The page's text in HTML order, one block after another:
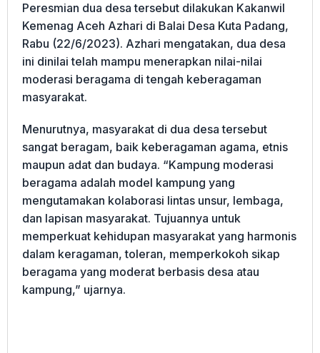
Peresmian dua desa tersebut dilakukan Kakanwil
Kemenag Aceh Azhari di Balai Desa Kuta Padang,
Rabu (22/6/2023). Azhari mengatakan, dua desa
ini dinilai telah mampu menerapkan nilai-nilai
moderasi beragama di tengah keberagaman
masyarakat.
Menurutnya, masyarakat di dua desa tersebut
sangat beragam, baik keberagaman agama, etnis
maupun adat dan budaya. “Kampung moderasi
beragama adalah model kampung yang
mengutamakan kolaborasi lintas unsur, lembaga,
dan lapisan masyarakat. Tujuannya untuk
memperkuat kehidupan masyarakat yang harmonis
dalam keragaman, toleran, memperkokoh sikap
beragama yang moderat berbasis desa atau
kampung,” ujarnya.